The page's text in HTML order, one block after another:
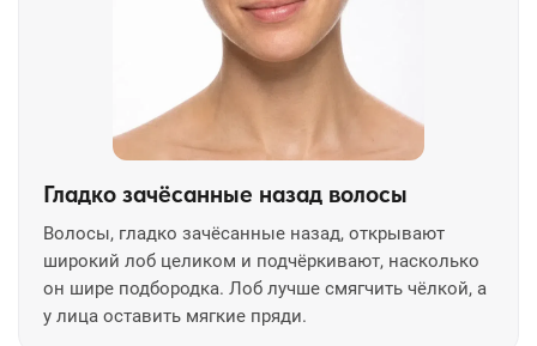
Гладко зачёсанные назад волосы
Волосы, гладко зачёсанные назад, открывают
широкий лоб целиком и подчёркивают, насколько
он шире подбородка. Лоб лучше смягчить чёлкой, а
у лица оставить мягкие пряди.